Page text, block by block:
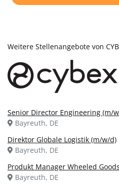
Weitere Stellenangebote von
Senior Director Engineering (m/
Bayreuth, DE
Direktor Globale Logistik (m/w/d)
Bayreuth, DE
Produkt Manager Wheeled
Bayreuth, DE